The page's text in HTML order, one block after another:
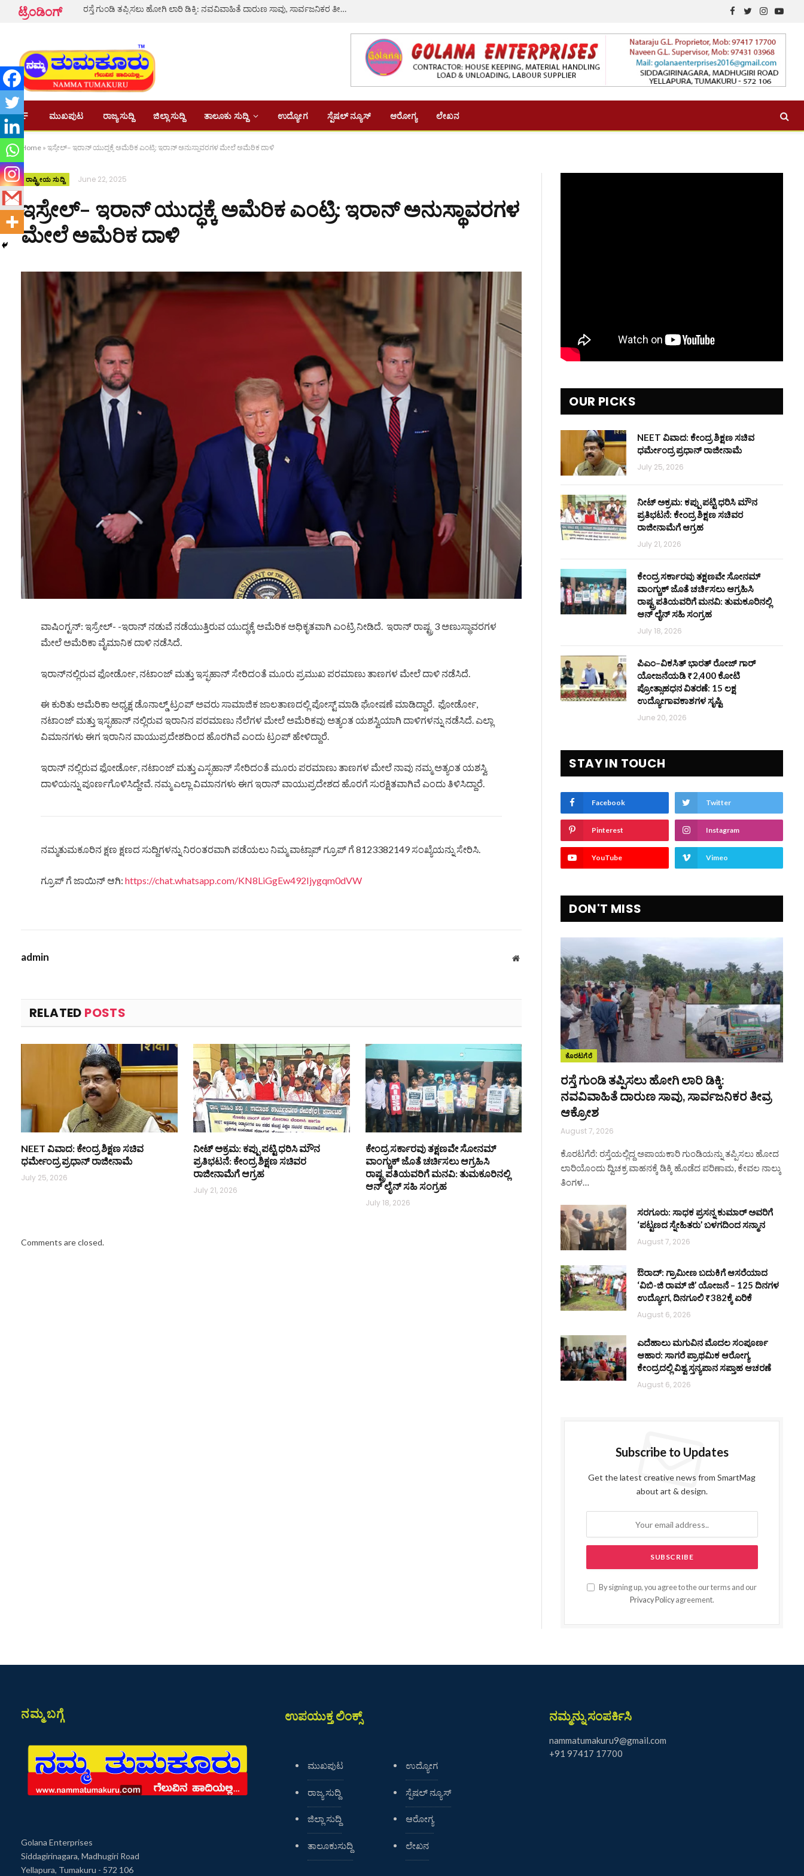
ಟ್ರೆಂಡಿಂಗ್ ರಸ್ತೆ ಗುಂಡಿ ತಪ್ಪಿಸಲು ಹೋಗಿ ಲಾರಿ ಡಿಕ್ಕಿ: ನವವಿವಾಹಿತೆ ದಾರುಣ ಸಾವು, ಸಾರ್ವಜನಿಕರ ತೀವ್ರ ಆಕ್ರೋಶ
Facebook
TwitterInstagram
ಮುಖಪುಟ ರಾಜ್ಯ ಸುದ್ದಿ ಜಿಲ್ಲಾ ಸುದ್ದಿ ತಾಲೂಕು ಸುದ್ದಿ ಉದ್ಯೋಗ ಸ್ಪೆಷಲ್ ನ್ಯೂಸ್ ಆರೋಗ್ಯ ಲೇಖನ
Home » ಇಸ್ರೇಲ್– ಇರಾನ್ ಯುದ್ಧಕ್ಕೆ ಅಮೆರಿಕ ಎಂಟ್ರಿ: ಇರಾನ್ ಅನುಸ್ಥಾವರಗಳ ಮೇಲೆ ಅಮೆರಿಕ ದಾಳಿ
ರಾಷ್ಟ್ರೀಯ ಸುದ್ದಿ June 22, 2025
ಇಸ್ರೇಲ್– ಇರಾನ್ ಯುದ್ಧಕ್ಕೆ ಅಮೆರಿಕ ಎಂಟ್ರಿ: ಇರಾನ್ ಅನುಸ್ಥಾವರಗಳ
ಮೇಲೆ ಅಮೆರಿಕ ದಾಳಿ
ವಾಷಿಂಗ್ಟನ್: ಇಸ್ರೇಲ್- -ಇರಾನ್ ನಡುವೆ ನಡೆಯುತ್ತಿರುವ ಯುದ್ಧಕ್ಕೆ ಅಮೆರಿಕ ಅಧಿಕೃತವಾಗಿ ಎಂಟ್ರಿ ನೀಡಿದೆ. ಇರಾನ್ ರಾಷ್ಟ್ರ 3 ಅಣುಸ್ಥಾವರಗಳ
ಮೇಲೆ ಅಮೆರಿಕಾ ವೈಮಾನಿಕ ದಾಳಿ ನಡೆಸಿದೆ.
ಇರಾನ್‌ನಲ್ಲಿರುವ ಫೋರ್ಡೋ, ನಟಾಂಜ್ ಮತ್ತು ಇಸ್ಫಹಾನ್ ಸೇರಿದಂತೆ ಮೂರು ಪ್ರಮುಖ ಪರಮಾಣು ತಾಣಗಳ ಮೇಲೆ ದಾಳಿ ನಡೆಸಿದೆ.
ಈ ಕುರಿತು ಅಮೆರಿಕಾ ಅಧ್ಯಕ್ಷ ಡೊನಾಲ್ಡ್ ಟ್ರಂಪ್ ಅವರು ಸಾಮಾಜಿಕ ಜಾಲತಾಣದಲ್ಲಿ ಪೋಸ್ಟ್ ಮಾಡಿ ಘೋಷಣೆ ಮಾಡಿದ್ದಾರೆ. ಫೋರ್ಡೋ,
ನಟಾಂಜ್ ಮತ್ತು ಇಸ್ಫಹಾನ್‌ ನಲ್ಲಿರುವ ಇರಾನಿನ ಪರಮಾಣು ನೆಲೆಗಳ ಮೇಲೆ ಅಮೆರಿಕವು ಅತ್ಯಂತ ಯಶಸ್ವಿಯಾಗಿ ದಾಳಿಗಳನ್ನು ನಡೆಸಿದೆ. ಎಲ್ಲಾ
ವಿಮಾನಗಳು ಈಗ ಇರಾನಿನ ವಾಯುಪ್ರದೇಶದಿಂದ ಹೊರಗಿವೆ ಎಂದು ಟ್ರಂಪ್ ಹೇಳಿದ್ದಾರೆ.
ಇರಾನ್‌ ನಲ್ಲಿರುವ ಫೋರ್ಡೋ, ನಟಾಂಜ್ ಮತ್ತು ಎಸ್ಫಹಾನ್ ಸೇರಿದಂತೆ ಮೂರು ಪರಮಾಣು ತಾಣಗಳ ಮೇಲೆ ನಾವು ನಮ್ಮ ಅತ್ಯಂತ ಯಶಸ್ವಿ
ದಾಳಿಯನ್ನು ಪೂರ್ಣಗೊಳಿಸಿದ್ದೇವೆ. ನಮ್ಮ ಎಲ್ಲಾ ವಿಮಾನಗಳು ಈಗ ಇರಾನ್ ವಾಯುಪ್ರದೇಶದ ಹೊರಗೆ ಸುರಕ್ಷಿತವಾಗಿವೆ ಎಂದು ತಿಳಿಸಿದ್ದಾರೆ.
ನಮ್ಮತುಮಕೂರಿನ ಕ್ಷಣ ಕ್ಷಣದ ಸುದ್ದಿಗಳನ್ನು ನಿರಂತರವಾಗಿ ಪಡೆಯಲು ನಿಮ್ಮ ವಾಟ್ಸಾಪ್ ಗ್ರೂಪ್ ಗೆ 8123382149 ಸಂಖ್ಯೆಯನ್ನು ಸೇರಿಸಿ.
ಗ್ರೂಪ್ ಗೆ ಜಾಯಿನ್ ಆಗಿ: https://chat.whatsapp.com/KN8LiGgEw492Ijygqm0dVW
admin Website
RELATED POSTS
NEET ವಿವಾದ: ಕೇಂದ್ರ ಶಿಕ್ಷಣ ಸಚಿವ
ಧರ್ಮೇಂದ್ರ ಪ್ರಧಾನ್ ರಾಜೀನಾಮೆ
July 25, 2026
ನೀಟ್ ಅಕ್ರಮ: ಕಪ್ಪು ಪಟ್ಟಿ ಧರಿಸಿ ಮೌನ
ಪ್ರತಿಭಟನೆ: ಕೇಂದ್ರ ಶಿಕ್ಷಣ ಸಚಿವರ
ರಾಜೀನಾಮೆಗೆ ಆಗ್ರಹ
July 21, 2026
ಕೇಂದ್ರ ಸರ್ಕಾರವು ತಕ್ಷಣವೇ ಸೋನಮ್
ವಾಂಗ್ಚುಕ್ ಜೊತೆ ಚರ್ಚಿಸಲು ಆಗ್ರಹಿಸಿ
ರಾಷ್ಟ್ರಪತಿಯವರಿಗೆ ಮನವಿ: ತುಮಕೂರಿನಲ್ಲಿ
ಆನ್‌ ಲೈನ್ ಸಹಿ ಸಂಗ್ರಹ
July 18, 2026
Comments are closed.
OUR PICKS
NEET ವಿವಾದ: ಕೇಂದ್ರ ಶಿಕ್ಷಣ ಸಚಿವ
ಧರ್ಮೇಂದ್ರ ಪ್ರಧಾನ್ ರಾಜೀನಾಮೆ
July 25, 2026
ನೀಟ್ ಅಕ್ರಮ: ಕಪ್ಪು ಪಟ್ಟಿ ಧರಿಸಿ ಮೌನ
ಪ್ರತಿಭಟನೆ: ಕೇಂದ್ರ ಶಿಕ್ಷಣ ಸಚಿವರ
ರಾಜೀನಾಮೆಗೆ ಆಗ್ರಹ
July 21, 2026
ಕೇಂದ್ರ ಸರ್ಕಾರವು ತಕ್ಷಣವೇ ಸೋನಮ್
ವಾಂಗ್ಚುಕ್ ಜೊತೆ ಚರ್ಚಿಸಲು ಆಗ್ರಹಿಸಿ
ರಾಷ್ಟ್ರಪತಿಯವರಿಗೆ ಮನವಿ: ತುಮಕೂರಿನಲ್ಲಿ
ಆನ್‌ ಲೈನ್ ಸಹಿ ಸಂಗ್ರಹ
July 18, 2026
ಪಿಎಂ–ವಿಕಸಿತ್ ಭಾರತ್ ರೋಜ್‌ ಗಾರ್
ಯೋಜನೆಯಡಿ ₹2,400 ಕೋಟಿ
ಪ್ರೋತ್ಸಾಹಧನ ವಿತರಣೆ: 15 ಲಕ್ಷ
ಉದ್ಯೋಗಾವಕಾಶಗಳ ಸೃಷ್ಟಿ
June 20, 2026
STAY IN TOUCH
Facebook Twitter
Pinterest Instagram
YouTube Vimeo
DON'T MISS
ಕೊರಟಗೆರೆ
ರಸ್ತೆ ಗುಂಡಿ ತಪ್ಪಿಸಲು ಹೋಗಿ ಲಾರಿ ಡಿಕ್ಕಿ:
ನವವಿವಾಹಿತೆ ದಾರುಣ ಸಾವು, ಸಾರ್ವಜನಿಕರ ತೀವ್ರ
ಆಕ್ರೋಶ
August 7, 2026
ಕೊರಟಗೆರೆ: ರಸ್ತೆಯಲ್ಲಿದ್ದ ಅಪಾಯಕಾರಿ ಗುಂಡಿಯನ್ನು ತಪ್ಪಿಸಲು ಹೋದ
ಲಾರಿಯೊಂದು ದ್ವಿಚಕ್ರ ವಾಹನಕ್ಕೆ ಡಿಕ್ಕಿ ಹೊಡೆದ ಪರಿಣಾಮ, ಕೇವಲ ನಾಲ್ಕು
ತಿಂಗಳ…
ಸರಗೂರು: ಸಾಧಕ ಪ್ರಸನ್ನ ಕುಮಾರ್ ಅವರಿಗೆ
‘ಪಟ್ಟಣದ ಸ್ನೇಹಿತರು’ ಬಳಗದಿಂದ ಸನ್ಮಾನ
August 7, 2026
ಔರಾದ್: ಗ್ರಾಮೀಣ ಬದುಕಿಗೆ ಆಸರೆಯಾದ
‘ವಿಬಿ-ಜಿ ರಾಮ್ ಜಿ’ ಯೋಜನೆ – 125 ದಿನಗಳ
ಉದ್ಯೋಗ, ದಿನಗೂಲಿ ₹382ಕ್ಕೆ ಏರಿಕೆ
August 6, 2026
ಎದೆಹಾಲು ಮಗುವಿನ ಮೊದಲ ಸಂಪೂರ್ಣ
ಆಹಾರ: ಸಾಗರೆ ಪ್ರಾಥಮಿಕ ಆರೋಗ್ಯ
ಕೇಂದ್ರದಲ್ಲಿ ವಿಶ್ವ ಸ್ತನ್ಯಪಾನ ಸಪ್ತಾಹ ಆಚರಣೆ
August 6, 2026
Subscribe to Updates
Get the latest creative news from SmartMag
about art & design.
By signing up, you agree to the our terms and our
Privacy Policyagreement.
ನಮ್ಮ ಬಗ್ಗೆ
Golana Enterprises
Siddagirinagara, Madhugiri Road
Yellapura, Tumakuru - 572 106
ಉಪಯುಕ್ತ ಲಿಂಕ್ಸ್
ಮುಖಪುಟ
ರಾಜ್ಯ ಸುದ್ದಿ
ಜಿಲ್ಲಾ ಸುದ್ದಿ
ತಾಲೂಕುಸುದ್ದಿ
ಉದ್ಯೋಗ
ಸ್ಪೆಷಲ್ ನ್ಯೂಸ್
ಆರೋಗ್ಯ
ಲೇಖನ
ನಮ್ಮನ್ನು ಸಂಪರ್ಕಿಸಿ
nammatumakuru9@gmail.com
+91 97417 17700